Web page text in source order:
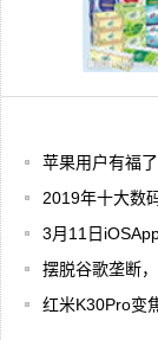
苹果用户有福
2019年十大数
3月11日
摆脱谷歌垄断
红米K30Pro变